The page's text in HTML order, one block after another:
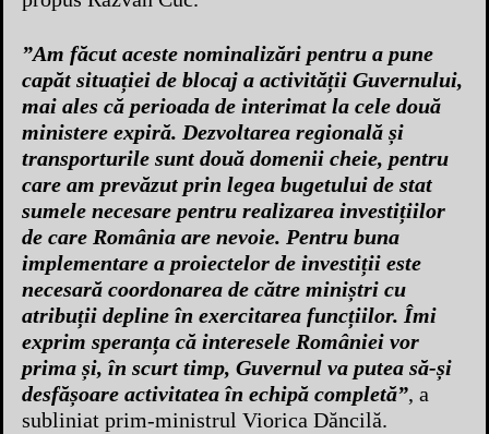
”Am făcut aceste nominalizări pentru a pune
capăt situației de blocaj a activității Guvernului,
mai ales că perioada de interimat la cele două
ministere expiră. Dezvoltarea regională și
transporturile sunt două domenii cheie, pentru
care am prevăzut prin legea bugetului de stat
sumele necesare pentru realizarea investițiilor
de care România are nevoie. Pentru buna
implementare a proiectelor de investiții este
necesară coordonarea de către miniștri cu
atribuții depline în exercitarea funcțiilor. Îmi
exprim speranța că interesele României vor
prima și, în scurt timp, Guvernul va putea să-și
desfășoare activitatea în echipă completă”, a
subliniat prim-ministrul Viorica Dăncilă.